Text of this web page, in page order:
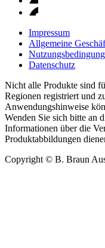
Impressum
Allgemeine
Datenschutz
Nicht alle Produkte sind
Regionen registriert und
Anwendungshinweise
Wenden Sie sich bitte an
Informationen über die
Produktabbildungen
Copyright © B. Braun